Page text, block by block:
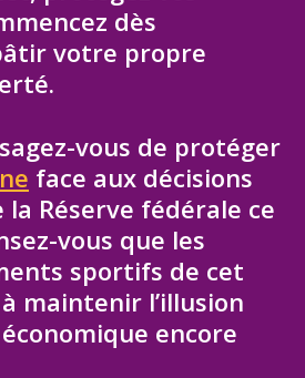
dès
votre propre
vous de protéger
face aux décisions
Réserve fédérale ce
vous que les
sportifs de cet
maintenir l’illusion
encore